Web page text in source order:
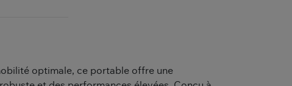
optimale, ce portable offre une